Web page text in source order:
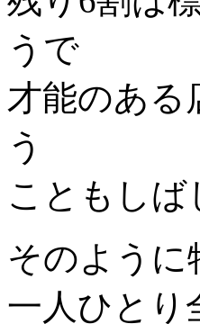
うで
才能のある
う
こともしば
そのように
一人ひとり